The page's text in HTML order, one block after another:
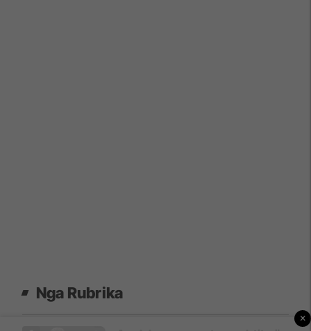
Nga Rubrika
×